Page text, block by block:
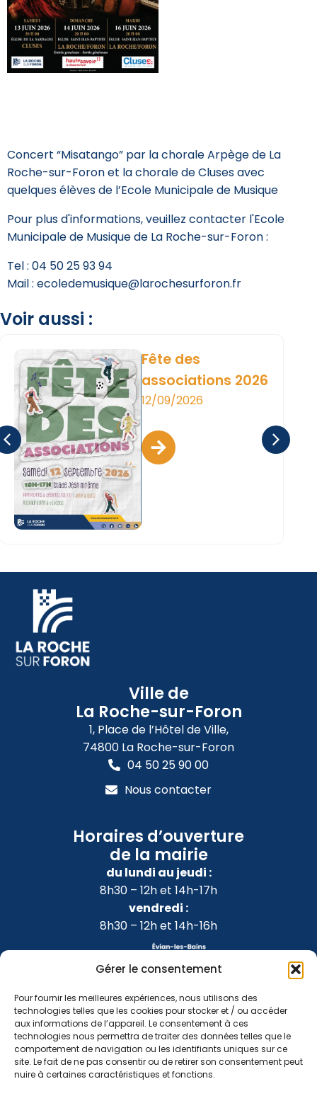
Gérer le consentement
Pour fournir les meilleures expériences, nous utilisons des
technologies telles que les cookies pour stocker et / ou accéder
aux informations de l’appareil. Le consentement à ces
technologies nous permettra de traiter des données telles que le
comportement de navigation ou les identifiants uniques sur ce
site. Le fait de ne pas consentir ou de retirer son consentement peut
nuire à certaines caractéristiques et fonctions.
Concert “Misatango” par la chorale Arpège de La
Roche-sur-Foron et la chorale de Cluses avec
quelques élèves de l’Ecole Municipale de Musique
Pour plus d'informations, veuillez contacter l'Ecole
Municipale de Musique de La Roche-sur-Foron :
Tel : 04 50 25 93 94
Mail : ecoledemusique@larochesurforon.fr
Voir aussi :
Fête des
associations 2026
12/09/2026
Ville de
La Roche-sur-Foron
1, Place de l’Hôtel de Ville,
74800 La Roche-sur-Foron
04 50 25 90 00
Nous contacter
Horaires d’ouverture
de la mairie
du lundi au jeudi :
8h30 – 12h et 14h-17h
vendredi :
8h30 – 12h et 14h-16h